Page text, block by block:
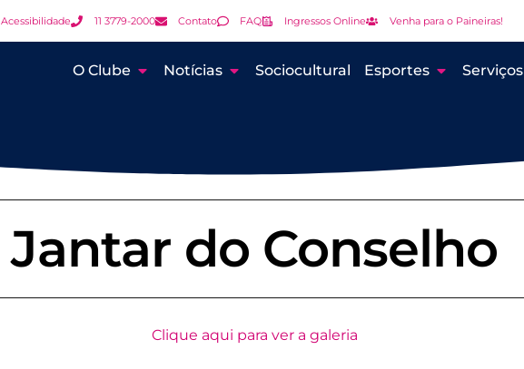
Acessibilidade 11 3779-2000 Contato FAQ Ingressos Online Venha para o Paineiras!
O Clube Notícias Sociocultural Esportes Serviços
Jantar do Conselho
Clique aqui para ver a galeria